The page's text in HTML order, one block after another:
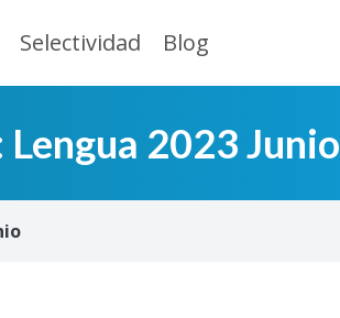
Selectividad Blog
2023 Junio